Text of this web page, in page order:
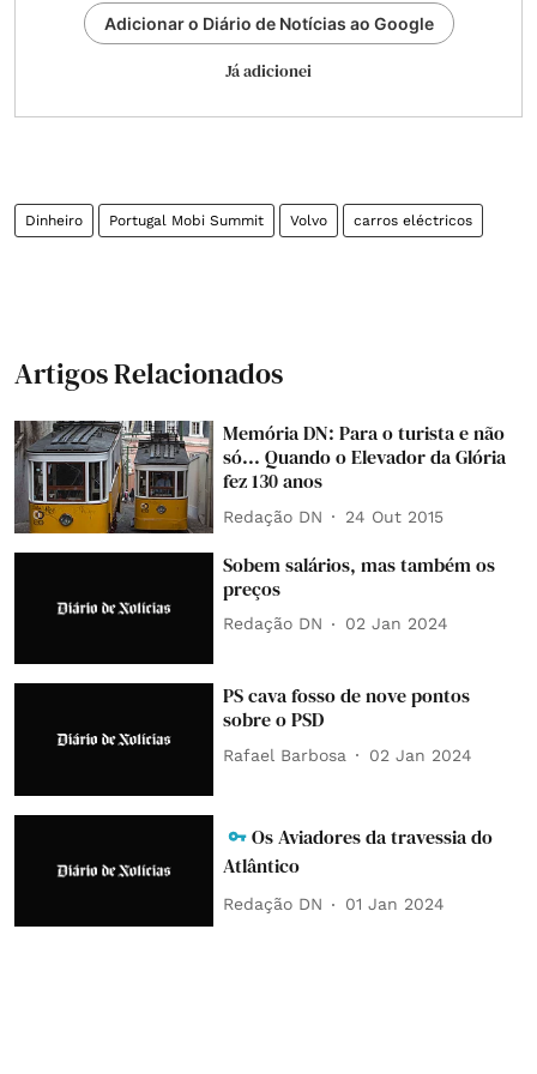
Adicionar o Diário de Notícias ao Google
Já adicionei
Dinheiro Portugal Mobi Summit Volvo carros eléctricos
Artigos Relacionados
Memória DN: Para o turista e não
só... Quando o Elevador da Glória
fez 130 anos
Redação DN 24 Out 2015
Sobem salários, mas também os
preços
Redação DN 02 Jan 2024
PS cava fosso de nove pontos
sobre o PSD
Rafael Barbosa 02 Jan 2024
Os Aviadores da travessia do
Atlântico
Redação DN 01 Jan 2024